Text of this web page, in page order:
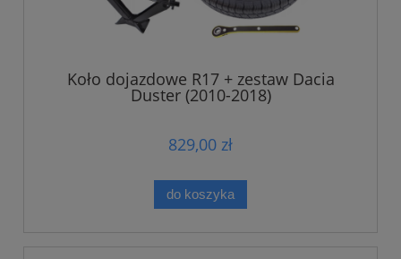
Koło dojazdowe R17 + zestaw Dacia
Duster (2010-2018)
829,00 zł
do koszyka